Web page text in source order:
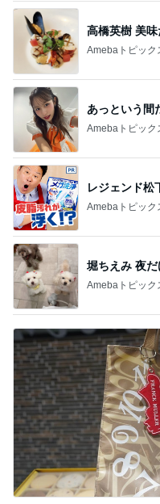
高橋英樹 美
Amebaトピック
あっという間
Amebaトピック
レジェンド松
Amebaトピック
堀ちえみ 夜
Amebaトピック